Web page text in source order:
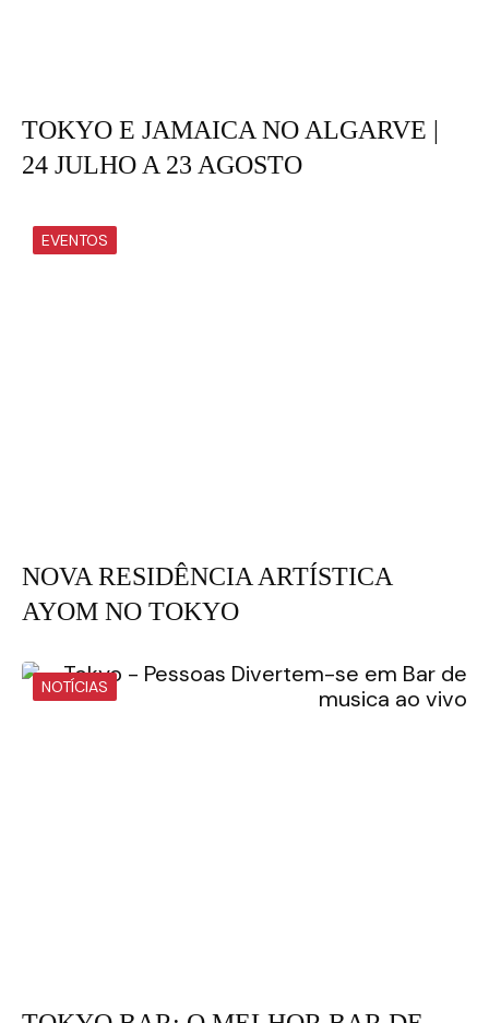
TOKYO E JAMAICA NO ALGARVE |
24 JULHO A 23 AGOSTO
NOVA RESIDÊNCIA ARTÍSTICA
AYOM NO TOKYO
EVENTOS
NOTÍCIAS